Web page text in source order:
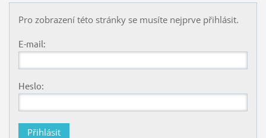
Pro zobrazení této stránky se musíte nejprve přihlásit.
E-mail:
Heslo: